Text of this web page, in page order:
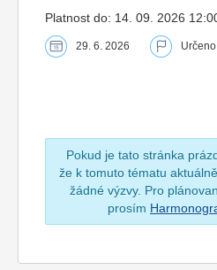
Platnost do: 14. 09. 2026
29. 6. 2026
Pokud je tato stránka
že k tomuto tématu
žádné výzvy. Pro
prosím